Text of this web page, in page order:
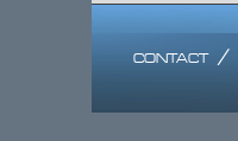
contact/